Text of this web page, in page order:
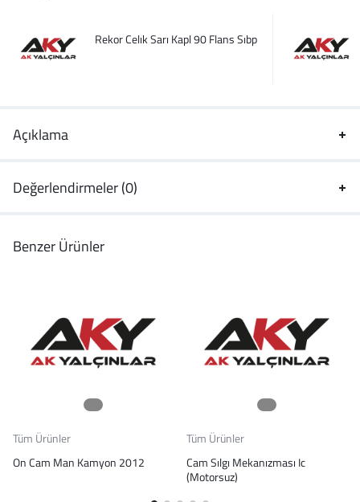
Rekor Celık Sarı Kapl 90 Flans Sıbp
Açıklama
Değerlendirmeler (0)
Benzer Ürünler
Tüm Ürünler
On Cam Man Kamyon 2012
Tüm Ürünler
Cam Sılgı Mekanızması Ic
(Motorsuz)